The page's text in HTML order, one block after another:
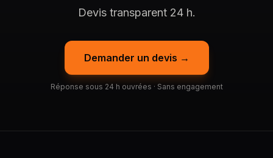
Devis transparent 24 h.
Demander un devis →
Réponse sous 24 h ouvrées · Sans engagement